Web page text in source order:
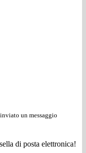
un messaggio
di posta elettronica!